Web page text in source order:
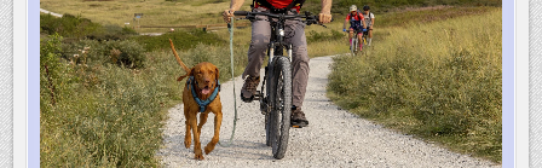
RAUSSCHLAGEN“